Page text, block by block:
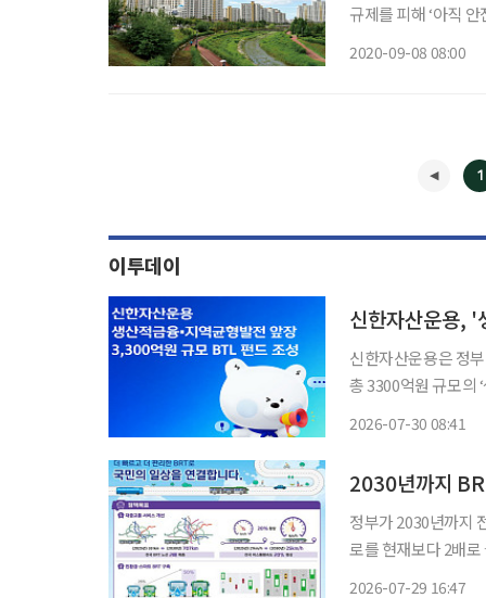
규제를 피해 ‘아직
2020-09-08 08:00
1
이투데이
신한자산운용은 정
총 3300억원 규모의
2026-07-30 08:41
2030년까지
정부가 2030년까지
로를 현재보다 2배로
2026-07-29 16:47